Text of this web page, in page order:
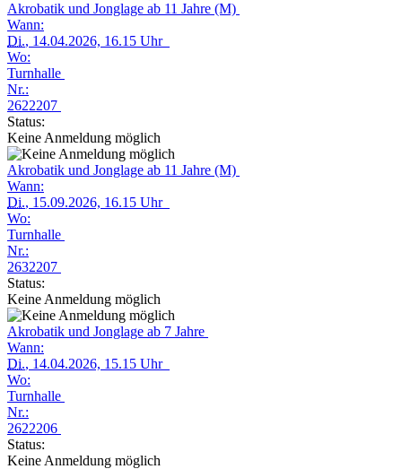
Akrobatik und Jonglage ab 11 Jahre (M)
Wann:
Di., 14.04.2026, 16.15 Uhr
Wo:
Turnhalle
Nr.:
2622207
Status:
Keine Anmeldung möglich
Akrobatik und Jonglage ab 11 Jahre (M)
Wann:
Di., 15.09.2026, 16.15 Uhr
Wo:
Turnhalle
Nr.:
2632207
Status:
Keine Anmeldung möglich
Akrobatik und Jonglage ab 7 Jahre
Wann:
Di., 14.04.2026, 15.15 Uhr
Wo:
Turnhalle
Nr.:
2622206
Status:
Keine Anmeldung möglich